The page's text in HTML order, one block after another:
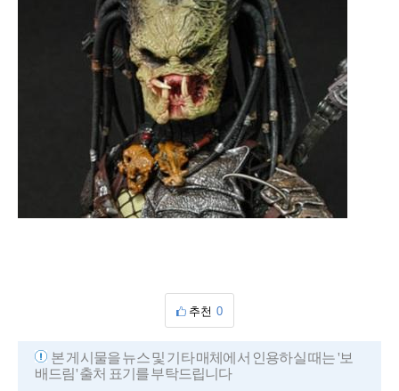
추천 0
본 게시물을 뉴스 및 기타 매체에서 인용하실 때는 '보
배드림' 출처 표기를 부탁드립니다